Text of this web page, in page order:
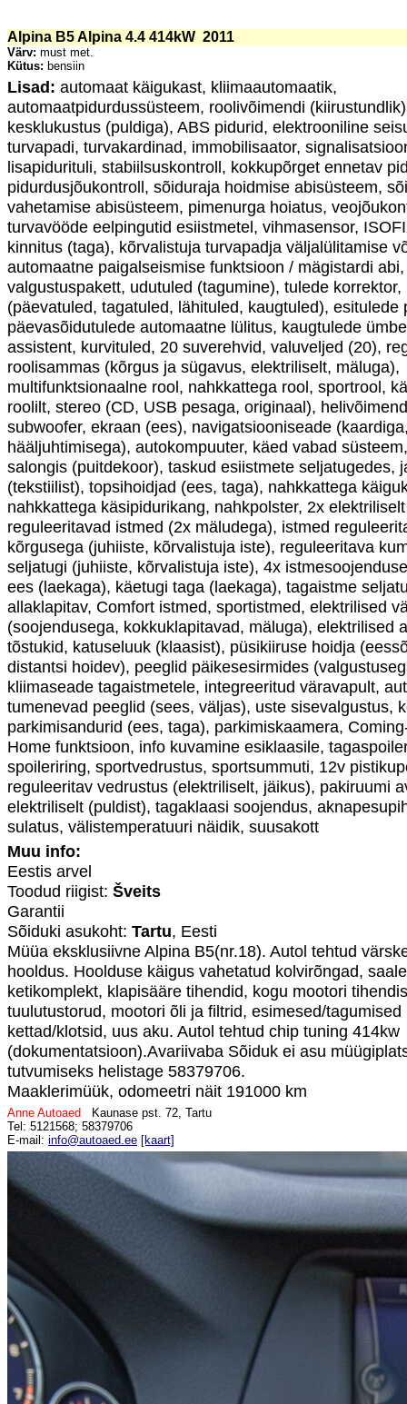
Alpina B5 Alpina 4.4 414kW 2011
Värv: must met.
Kütus: bensiin
Lisad: automaat käigukast, kliimaautomaatik,
automaatpidurdussüsteem, roolivõimendi
kesklukustus (puldiga), ABS pidurid, elektrooniline
turvapadi, turvakardinad, immobilisaator,
lisapidurituli, stabiilsuskontroll, kokkupõrget ennetav
pidurdusjõukontroll, sõiduraja hoidmise abisüsteem,
vahetamise abisüsteem, pimenurga hoiatus,
turvavööde eelpingutid esiistmetel, vihmasensor,
kinnitus (taga), kõrvalistuja turvapadja väljalülitamise
automaatne paigalseismise funktsioon / mägistardi abi,
valgustuspakett, udutuled (tagumine), tulede korrektor,
(päevatuled, tagatuled, lähituled, kaugtuled), esitulede
päevasõidutulede automaatne lülitus, kaugtulede
assistent, kurvituled, 20 suverehvid, valuveljed (20),
roolisammas (kõrgus ja sügavus, elektriliselt, mäluga),
multifunktsionaalne rool, nahkkattega rool, sportrool,
roolilt, stereo (CD, USB pesaga, originaal),
subwoofer, ekraan (ees), navigatsiooniseade
hääljuhtimisega), autokompuuter, käed vabad
salongis (puitdekoor), taskud esiistmete seljatugedes,
(tekstiilist), topsihoidjad (ees, taga), nahkkattega
nahkkattega käsipidurikang, nahkpolster, 2x elektriliselt
reguleeritavad istmed (2x mäludega), istmed
kõrgusega (juhiiste, kõrvalistuja iste), reguleeritava
seljatugi (juhiiste, kõrvalistuja iste), 4x
ees (laekaga), käetugi taga (laekaga), tagaistme
allaklapitav, Comfort istmed, sportistmed, elektrilised
(soojendusega, kokkuklapitavad, mäluga), elektrilised
tõstukid, katuseluuk (klaasist), püsikiiruse hoidja
distantsi hoidev), peeglid päikesesirmides
kliimaseade tagaistmetele, integreeritud väravapult,
tumenevad peeglid (sees, väljas), uste sisevalgustus,
parkimisandurid (ees, taga), parkimiskaamera,
Home funktsioon, info kuvamine esiklaasile,
spoileriring, sportvedrustus, sportsummuti, 12v
reguleeritav vedrustus (elektriliselt, jäikus), pakiruumi
elektriliselt (puldist), tagaklaasi soojendus,
sulatus, välistemperatuuri näidik, suusakott
Muu info:
Eestis arvel
Toodud riigist: Šveits
Garantii
Sõiduki asukoht: Tartu, Eesti
Müüa eksklusiivne Alpina B5(nr.18). Autol tehtud
hooldus. Hoolduse käigus vahetatud kolvirõngad,
ketikomplekt, klapisääre tihendid, kogu mootori
tuulutustorud, mootori õli ja filtrid, esimesed/tagumised
kettad/klotsid, uus aku. Autol tehtud chip tuning 414kw
(dokumentatsioon).Avariivaba Sõiduk ei asu
tutvumiseks helistage 58379706.
Maaklerimüük, odomeetri näit 191000 km
Anne Autoaed Kaunase pst. 72, Tartu
Tel: 5121568; 58379706
E-mail: info@autoaed.ee [kaart]